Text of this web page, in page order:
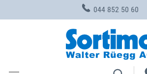
044 852 50 60